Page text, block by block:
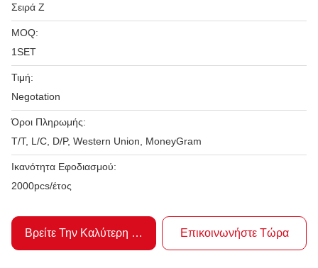
Σειρά Ζ
MOQ:
1SET
Τιμή:
Negotation
Όροι Πληρωμής:
T/T, L/C, D/P, Western Union, MoneyGram
Ικανότητα Εφοδιασμού:
2000pcs/έτος
Βρείτε Την Καλύτερη Τιμή Επικοινωνήστε Τώρα